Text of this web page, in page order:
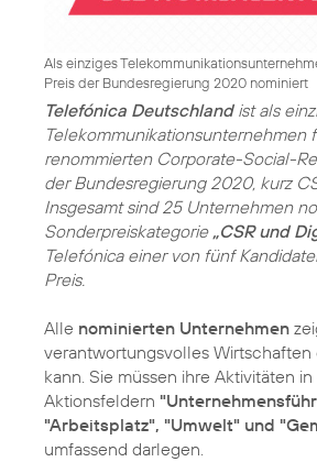
Als einziges
Preis der Bundesregierung 2020 nominiert
Telefónica Deutschlandist als
Telekommunikationsunternehmen
renommierten Corporate-Social-
der Bundesregierung 2020, kurz
Insgesamt sind 25 Unternehmen
Sonderpreiskategorie „CSR und
Telefónica einer von fünf
Preis.
Alle nominierten Unternehmen
verantwortungsvolles Wirtschaften
kann. Sie müssen ihre Aktivitäten
Aktionsfeldern
"Arbeitsplatz", "Umwelt" und
umfassend darlegen.